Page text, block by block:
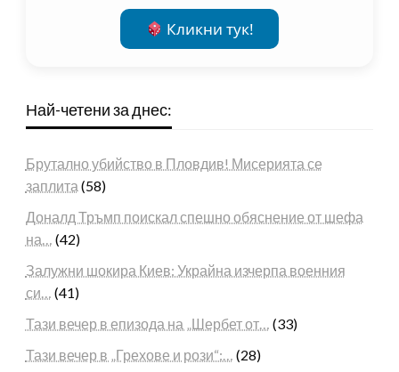
Кликни тук!
Най-четени за днес:
Брутално убийство в Пловдив! Мисерията се
заплита (58)
Доналд Тръмп поискал спешно обяснение от шефа
на… (42)
Залужни шокира Киев: Украйна изчерпа военния
си… (41)
Тази вечер в епизода на „Шербет от… (33)
Тази вечер в „Грехове и рози“:… (28)